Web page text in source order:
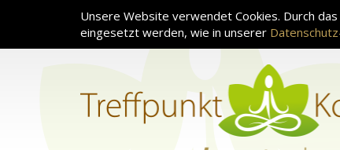
Unsere Website verwendet Cookies. Durch
eingesetzt werden, wie in unserer